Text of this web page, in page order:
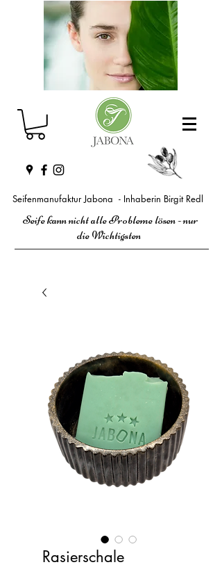
Seifenmanufaktur Jabona - Inhaberin Birgit Redl
Seife kann nicht alle Probleme lösen - nur
die Wichtigsten
Rasierschale